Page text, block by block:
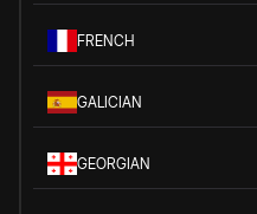
FRENCH
GALICIAN
GEORGIAN